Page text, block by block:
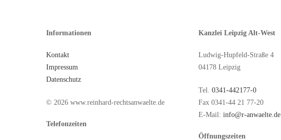
Informationen
Kontakt
Impressum
Datenschutz
© 2026 www.reinhard-rechtsanwaelte.de
Telefonzeiten
Kanzlei Leipzig Alt-West
Ludwig-Hupfeld-Straße 4
04178 Leipzig
Tel. 0341-442177-0
Fax 0341-44 21 77-20
E-Mail: info@r-anwaelte.de
Öffnungszeiten